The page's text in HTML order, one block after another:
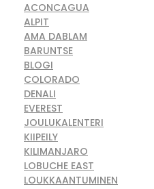
ACONCAGUA
ALPIT
AMA DABLAM
BARUNTSE
BLOGI
COLORADO
DENALI
EVEREST
JOULUKALENTERI
KIIPEILY
KILIMANJARO
LOBUCHE EAST
LOUKKAANTUMINEN